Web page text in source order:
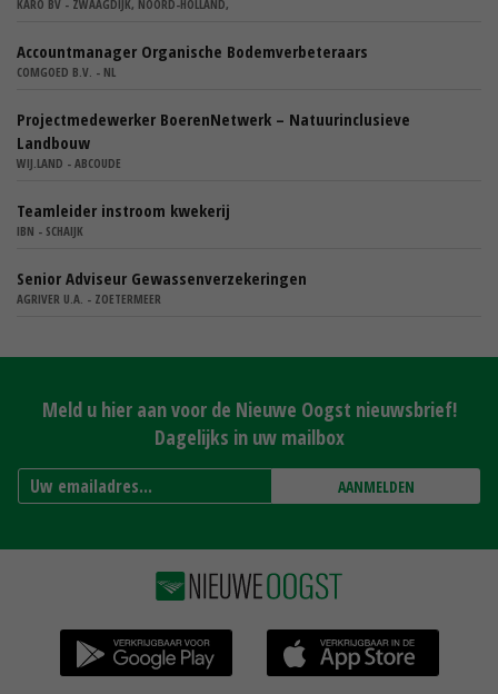
KARO BV - ZWAAGDIJK, NOORD-HOLLAND,
Accountmanager Organische Bodemverbeteraars
COMGOED B.V. - NL
Projectmedewerker BoerenNetwerk – Natuurinclusieve
Landbouw
WIJ.LAND - ABCOUDE
Teamleider instroom kwekerij
IBN - SCHAIJK
Senior Adviseur Gewassenverzekeringen
AGRIVER U.A. - ZOETERMEER
Meld u hier aan voor de Nieuwe Oogst nieuwsbrief!
Dagelijks in uw mailbox
AANMELDEN